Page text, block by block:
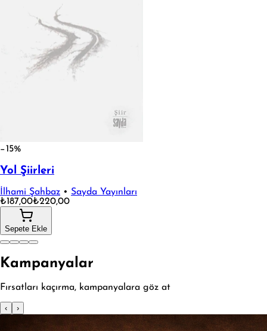
−15%
Yol Şiirleri
İlhami Şahbaz • Sayda Yayınları
₺187,00₺220,00
Sepete Ekle
Kampanyalar
Fırsatları kaçırma, kampanyalara göz at
‹ ›